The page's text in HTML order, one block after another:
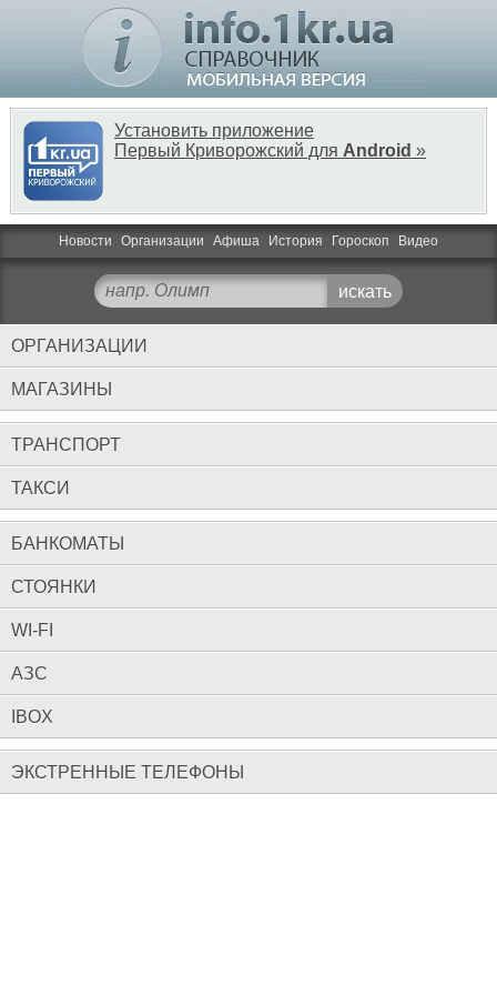
Установить приложение
Первый Криворожский для Android »
Новости Организации Афиша История Гороскоп Видео
ОРГАНИЗАЦИИ
МАГАЗИНЫ
ТРАНСПОРТ
ТАКСИ
БАНКОМАТЫ
СТОЯНКИ
WI-FI
АЗС
IBOX
ЭКСТРЕННЫЕ ТЕЛЕФОНЫ